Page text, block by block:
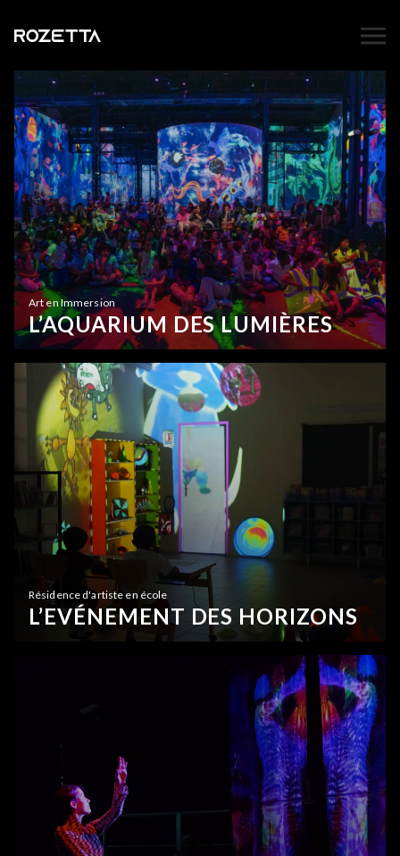
Art en Immersion
L’AQUARIUM DES LUMIÈRES
Résidence d'artiste en école
L’EVÉNEMENT DES HORIZONS